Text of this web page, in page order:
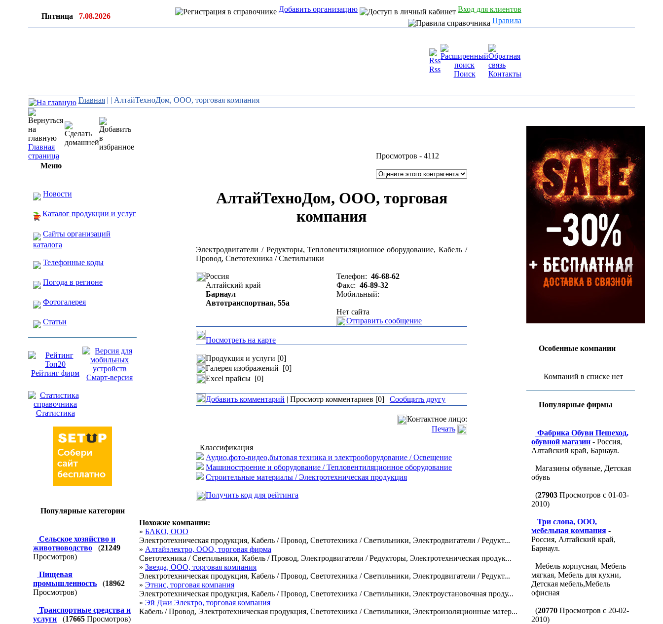
Пятница 7.08.2026
Добавить организацию
Вход для клиентов
Правила
Rss
Поиск Контакты
Главная | | АлтайТехноДом, ООО, торговая компания
Главная
страница
Меню
Новости
Каталог продукции и услуг
Сайты организаций
каталога
Телефонные коды
Погода в регионе
Фотогалерея
Статьи
Рейтинг фирм
Смарт-версия
Статистика
Популярные категории
Сельское хозяйство и
животноводство
(21249
Просмотров)
Пищевая
промышленность
(18962
Просмотров)
Транспортные средства и
услуги
(17665 Просмотров)
Просмотров - 4112
АлтайТехноДом, ООО, торговая
компания
Электродвигатели / Редукторы, Тепловентиляционное оборудование, Кабель /
Провод, Светотехника / Светильники
Россия
Алтайский край
Барнаул
Автотранспортная, 55а
Телефон: 46-68-62
Факс: 46-89-32
Мобильный:
Нет сайта
Отправить сообщение
Посмотреть на карте
Продукция и услуги [0]
Галерея изображений [0]
Excel прайсы [0]
Добавить комментарий | Просмотр комментариев [0] | Сообщить другу
Контактное лицо:
Печать
Классификация
Аудио,фото-видео,бытовая техника и электрооборудование / Освещение
Машиностроение и оборудование / Тепловентиляционное оборудование
Строительные материалы / Электротехническая продукция
Получить код для рейтинга
Похожие компании:
» БАКО, ООО
Электротехническая продукция, Кабель / Провод, Светотехника / Светильники, Электродвигатели / Редукт...
» Алтайэлектро, ООО, торговая фирма
Светотехника / Светильники, Кабель / Провод, Электродвигатели / Редукторы, Электротехническая продук...
» Звезда, ООО, торговая компания
Электротехническая продукция, Кабель / Провод, Светотехника / Светильники, Электродвигатели / Редукт...
» Этнис, торговая компания
Электротехническая продукция, Кабель / Провод, Светотехника / Светильники, Электроустановочная проду...
» Эй Джи Электро, торговая компания
Кабель / Провод, Электротехническая продукция, Светотехника / Светильники, Электроизоляционные матер...
Особенные компании
Компаний в списке нет
Популярные фирмы
Фабрика Обуви Пешеход,
обувной магазин - Россия,
Алтайский край, Барнаул.
Магазины обувные, Детская
обувь
(27903 Просмотров с 01-03-
2010)
Три слона, ООО,
мебельная компания -
Россия, Алтайский край,
Барнаул.
Мебель корпусная, Мебель
мягкая, Мебель для кухни,
Детская мебель,Мебель
офисная
(20770 Просмотров с 20-02-
2010)